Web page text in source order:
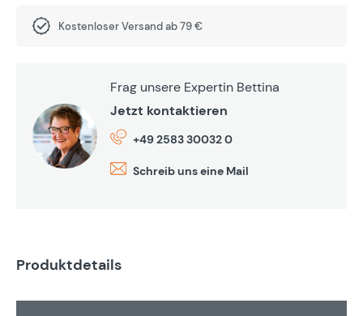
Kostenloser Versand ab 79 €
Frag unsere Expertin Bettina
Jetzt kontaktieren
+49 2583 30032 0
Schreib uns eine Mail
Produktdetails